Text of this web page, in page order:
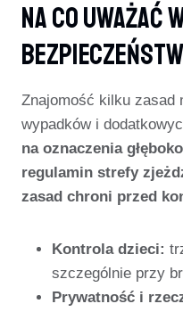
Na Co Uważać
Znajomość kilku zasad
wypadków i
na oznaczenia
regulamin strefy
zasad chroni przed
Kontrola dzieci:
szczególnie przy
Prywatność i